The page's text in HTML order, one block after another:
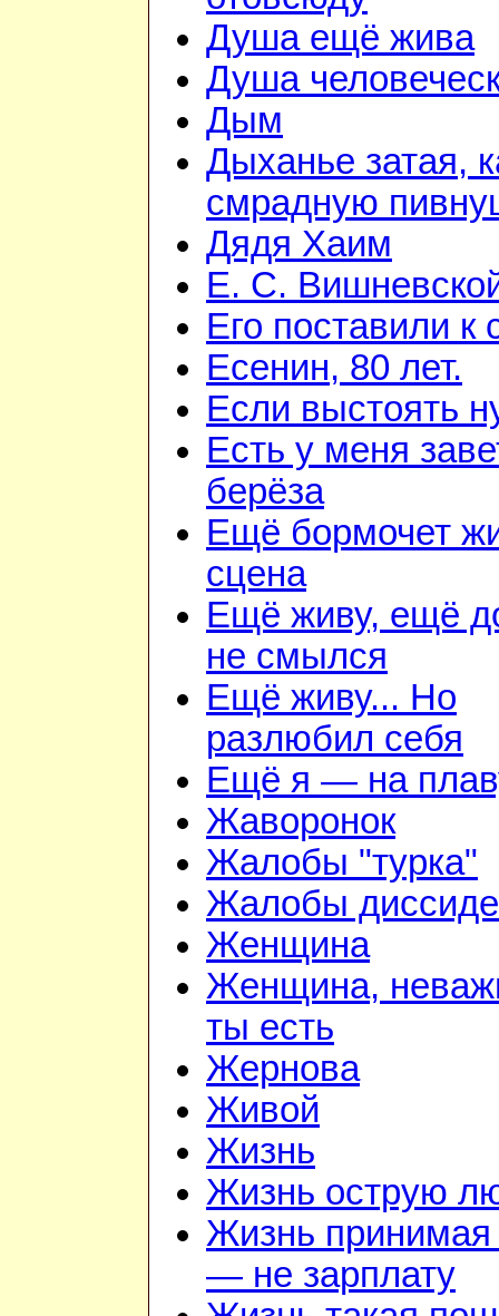
Душа ещё жива
Душа
Дым
Дыханье затая,
смрадную
Дядя Хаим
Е. С.
Его поставили к
Есенин, 80 лет.
Если выстоять
Есть у меня
берёза
Ещё бормочет
сцена
Ещё живу, ещё
не смылся
Ещё живу... Но
разлюбил себя
Ещё я — на
Жаворонок
Жалобы "турка"
Жалобы
Женщина
Женщина,
ты есть
Жернова
Живой
Жизнь
Жизнь острую
Жизнь принимая
— не зарплату